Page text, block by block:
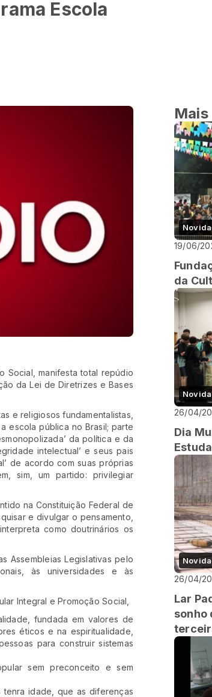
Escola
Social, manifesta total repúdio
da Lei de Diretrizes e Bases
e religiosos fundamentalistas,
escola pública no Brasil; parte
da política e da
intelectual’ e seus pais
de acordo com suas próprias
sim, um partido: privilegiar
na Constituição Federal de
e divulgar o pensamento,
como doutrinários os
Assembleias Legislativas pelo
às universidades e às
Integral e Promoção Social,
fundada em valores de
éticos e na espiritualidade,
para construir sistemas
sem preconceito e sem
idade, que as diferenças
19/06/
da
26/04/
Dia
26/04/
Lar
sonho